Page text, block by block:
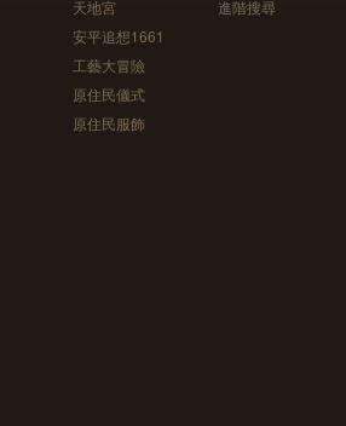
天地宮
安平追想1661
工藝大冒險
原住民儀式
原住民服飾
進階搜尋